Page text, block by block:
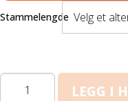
HAGE/SKOG
Stihl -Skog og Hage
Stammelengde
LEGG I